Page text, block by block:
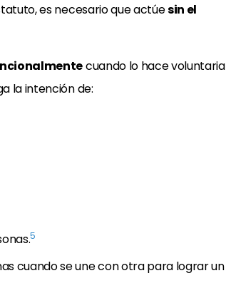
es necesario que actúesin el
cuando lo hace voluntaria
la intención de:
5
cuando se une con otra para lograr un